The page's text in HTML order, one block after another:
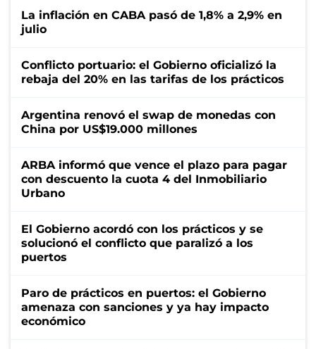
La inflación en CABA pasó de 1,8% a 2,9% en
julio
Conflicto portuario: el Gobierno oficializó la
rebaja del 20% en las tarifas de los prácticos
Argentina renovó el swap de monedas con
China por US$19.000 millones
ARBA informó que vence el plazo para pagar
con descuento la cuota 4 del Inmobiliario
Urbano
El Gobierno acordó con los prácticos y se
solucionó el conflicto que paralizó a los
puertos
Paro de prácticos en puertos: el Gobierno
amenaza con sanciones y ya hay impacto
económico